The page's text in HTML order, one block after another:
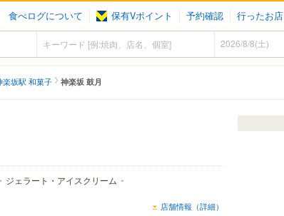
食べログについて 保有Vポイント 予約確認 行ったお店
楽坂駅 和菓子 神楽坂 鼓月
ジェラート・アイスクリーム
店舗情報（詳細）